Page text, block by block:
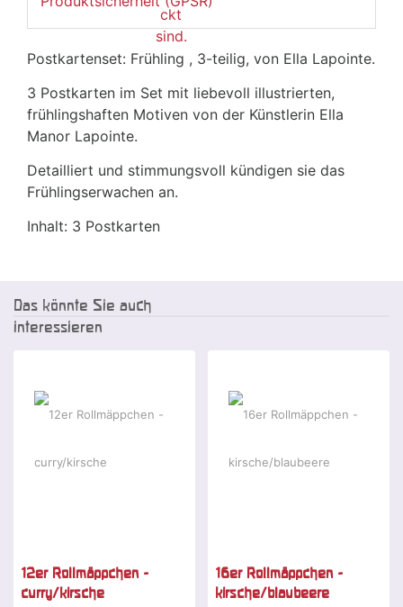
Postkartenset: Frühling , 3-teilig, von Ella Lapointe.
3 Postkarten im Set mit liebevoll illustrierten,
frühlingshaften Motiven von der Künstlerin Ella
Manor Lapointe.
Detailliert und stimmungsvoll kündigen sie das
Frühlingserwachen an.
Inhalt: 3 Postkarten
Das könnte Sie auch
interessieren
12er Rollmäppchen -
curry/kirsche
16er Rollmäppchen -
kirsche/blaubeere